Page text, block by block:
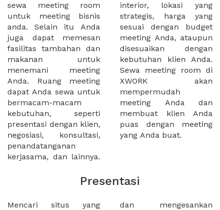
sewa meeting room
untuk meeting bisnis
anda. Selain itu Anda
juga dapat memesan
fasilitas tambahan dan
makanan untuk
menemani meeting
Anda. Ruang meeting
dapat Anda sewa untuk
bermacam-macam
kebutuhan, seperti
presentasi dengan klien,
negosiasi, konsultasi,
penandatanganan
kerjasama, dan lainnya.
interior, lokasi yang
strategis, harga yang
sesuai dengan budget
meeting Anda, ataupun
disesuaikan dengan
kebutuhan klien Anda.
Sewa meeting room di
XWORK akan
mempermudah
meeting Anda dan
membuat klien Anda
puas dengan meeting
yang Anda buat.
Presentasi
Mencari situs yang
dan mengesankan